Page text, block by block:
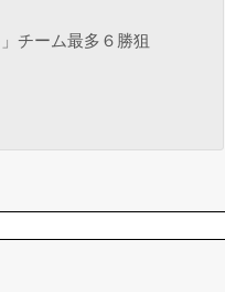
チーム最多６勝狙